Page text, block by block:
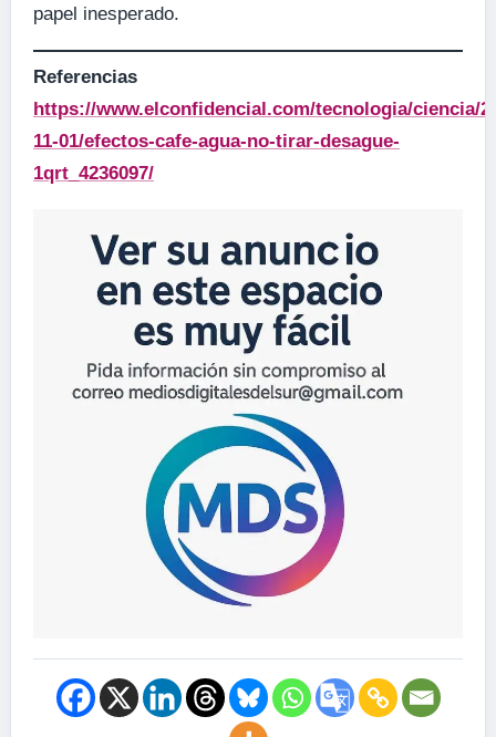
papel inesperado.
Referencias
https://www.elconfidencial.com/tecnologia/ciencia/
11-01/efectos-cafe-agua-no-tirar-desague-
1qrt_4236097/